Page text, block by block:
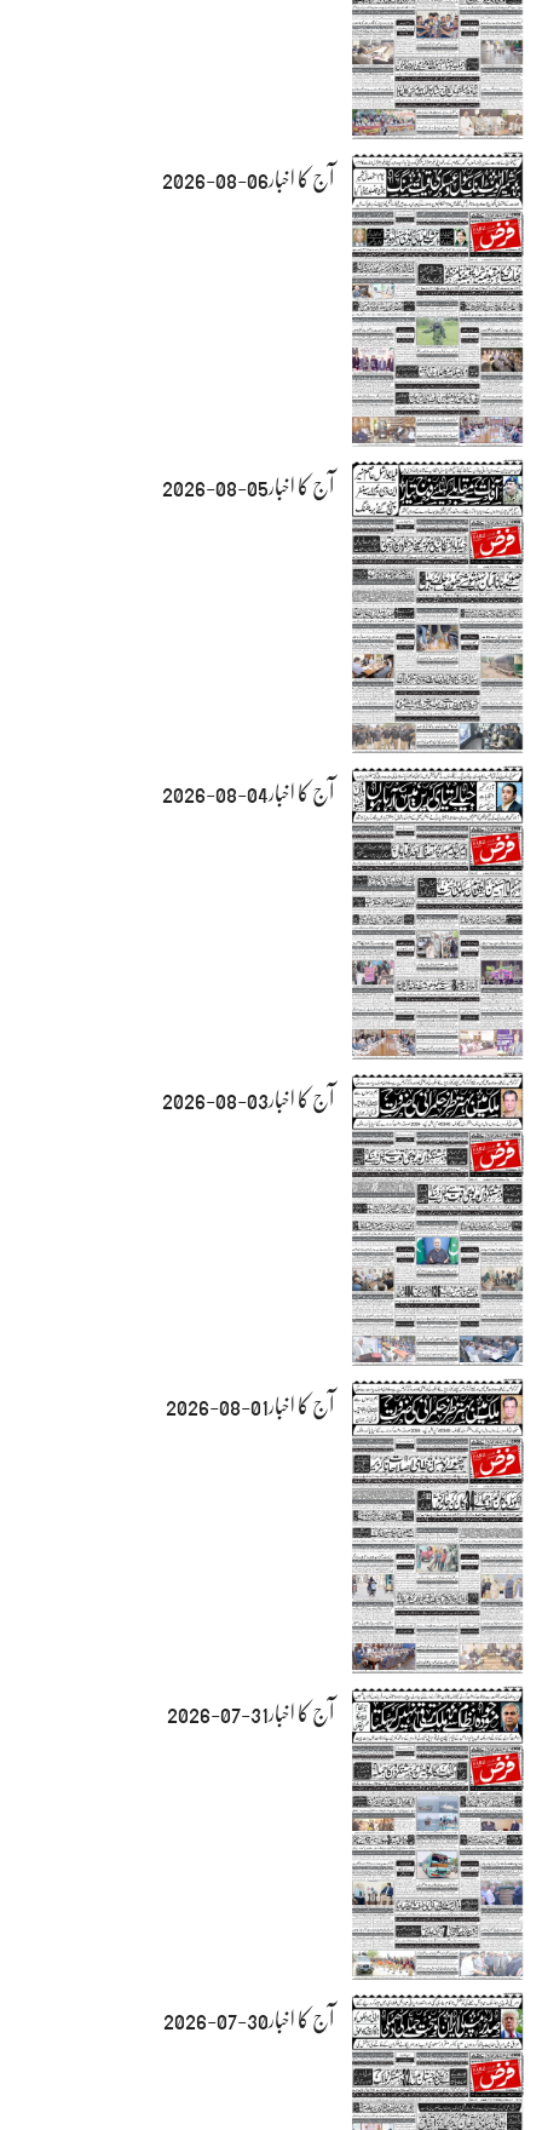
آج کا اخبار06-08-2026
آج کا اخبار05-08-2026
آج کا اخبار04-08-2026
آج کا اخبار03-08-2026
آج کا اخبار01-08-2026
آج کا اخبار31-07-2026
آج کا اخبار30-07-2026